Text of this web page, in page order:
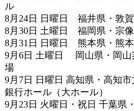
ル
8月24日 日曜日 福井県・敦
8月30日 土曜日 福岡県・宗
8月31日 日曜日 熊本県・熊
9月6日 土曜日 岡山県・岡
場
9月7日 日曜日 高知県・高知
銀行ホール（大ホール）
9月23日 火曜日・祝日 千葉県